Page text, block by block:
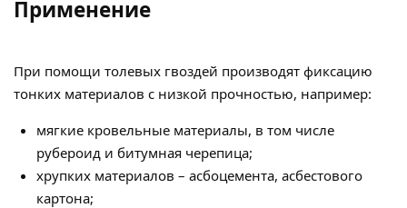
Применение
При помощи толевых гвоздей производят фиксацию
тонких материалов с низкой прочностью, например:
мягкие кровельные материалы, в том числе
рубероид и битумная черепица;
хрупких материалов – асбоцемента, асбестового
картона;